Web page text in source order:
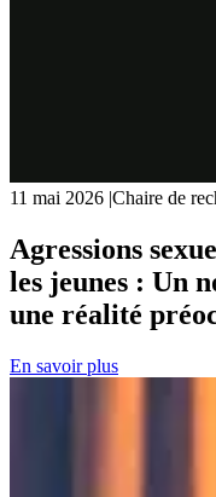
11 mai 2026 |Chaire de
Agressions
les jeunes : Un
une réalité
En savoir plus